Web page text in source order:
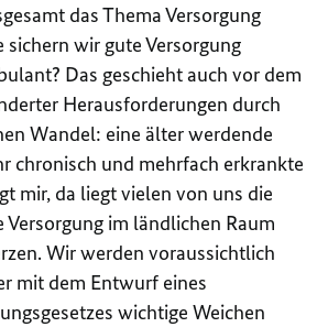
das Thema Versorgung
sichern wir gute Versorgung
Das geschieht auch vor dem
Herausforderungen durch
Wandel: eine älter werdende
chronisch und mehrfach erkrankte
mir, da liegt vielen von uns die
Versorgung im ländlichen Raum
Wir werden voraussichtlich
mit dem Entwurf eines
wichtige Weichen